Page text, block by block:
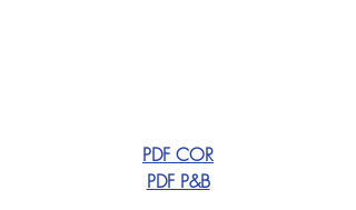
PDF COR
PDF P&B